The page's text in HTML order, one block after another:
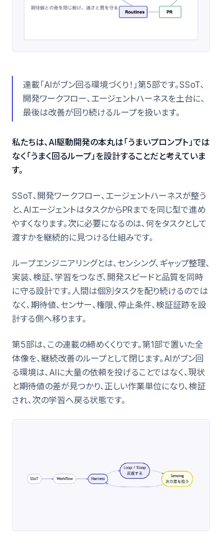
連載「AIがブン回る環境づくり！」第5部です。SSoT、
開発ワークフロー、エージェントハーネスを土台に、
最後は改善が回り続けるループを扱います。
私たちは、AI駆動開発の本丸は「うまいプロンプト」では
なく「うまく回るループ」を設計することだと考えていま
す。
SSoT、開発ワークフロー、エージェントハーネスが整う
と、AIエージェントはタスクからPRまでを同じ型で進め
やすくなります。次に必要になるのは、何をタスクとして
渡すかを継続的に見つける仕組みです。
ループエンジニアリングとは、センシング、ギャップ整理、
実装、検証、学習をつなぎ、開発スピードと品質を同時
に守る設計です。人間は個別タスクを配り続けるのでは
なく、期待値、センサー、権限、停止条件、検証証跡を設
計する側へ移ります。
第5部は、この連載の締めくくりです。第1部で置いた全
体像を、継続改善のループとして閉じます。AIがブン回
る環境は、AIに大量の依頼を投げることではなく、現状
と期待値の差が見つかり、正しい作業単位になり、検証
され、次の学習へ戻る状態です。